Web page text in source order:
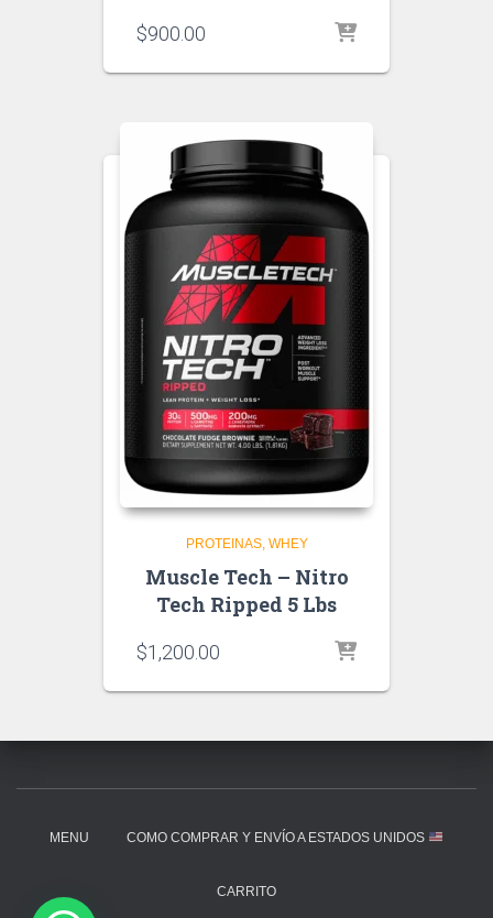
$900.00
PROTEINAS WHEY
Muscle Tech – Nitro
Tech Ripped 5 Lbs
$1,200.00
MENU COMO COMPRAR Y ENVÍO A ESTADOS UNIDOS
CARRITO